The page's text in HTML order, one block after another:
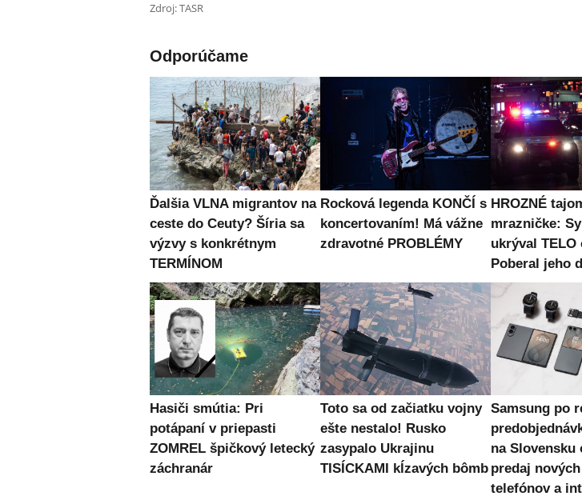
Zdroj: TASR
Odporúčame
Ďalšia VLNA migrantov na
ceste do Ceuty? Šíria sa
výzvy s konkrétnym
TERMÍNOM
Rocková legenda KONČÍ s
koncertovaním! Má vážne
zdravotné PROBLÉMY
HROZNÉ
mrazničke:
ukrýval TELO
Poberal jeho
Hasiči smútia: Pri
potápaní v priepasti
ZOMREL špičkový letecký
záchranár
Toto sa od začiatku vojny
ešte nestalo! Rusko
zasypalo Ukrajinu
TISÍCKAMI kĺzavých bômb
Samsung po
na Slovensku
predaj
telefónov a